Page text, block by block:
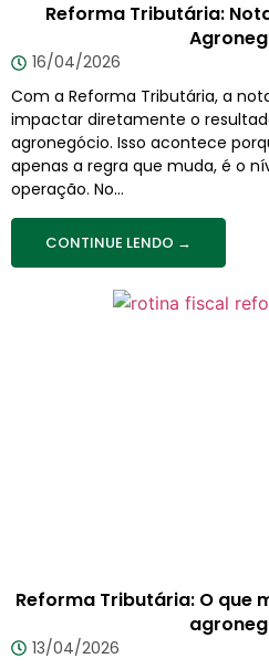
Reforma Tributária:
16/04/2026
Com a Reforma Tributária, a
impactar diretamente o
agronegócio. Isso acontece
apenas a regra que muda, é o
operação. No...
CONTINUE LENDO →
Reforma Tributária: O que
13/04/2026